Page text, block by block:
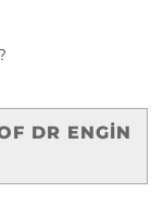
DR ENGIN